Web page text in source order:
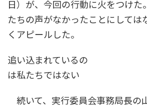
日）が、今回の行動に火をつけた
たちの声がなかったことにしては
くアピールした。
追い込まれているの
は私たちではない
続いて、実行委員会事務局長の